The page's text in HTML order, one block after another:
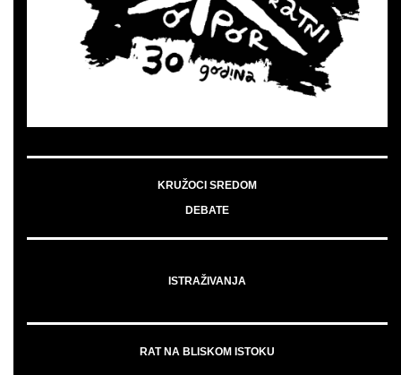
KRUŽOCI SREDOM
DEBATE
ISTRAŽIVANJA
RAT NA BLISKOM ISTOKU